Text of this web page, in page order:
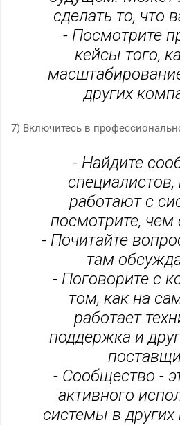
сделать то, что
- Посмотрите
кейсы того,
других
7) Включитесь в
- Найдите
работают с
посмотрите, чем
- Почитайте
там
- Поговорите с
том, как на
работает
поддержка и
- Сообщество -
активного
системы в других